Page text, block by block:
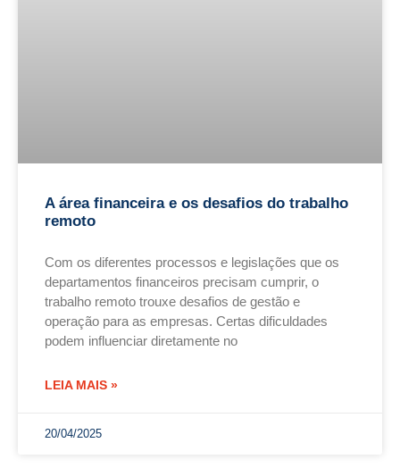
A área financeira e os desafios do trabalho
remoto
Com os diferentes processos e legislações que os
departamentos financeiros precisam cumprir, o
trabalho remoto trouxe desafios de gestão e
operação para as empresas. Certas dificuldades
podem influenciar diretamente no
LEIA MAIS »
20/04/2025